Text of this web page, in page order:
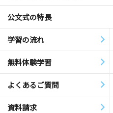
公文式の特長
学習の流れ
無料体験学習
よくあるご質問
資料請求